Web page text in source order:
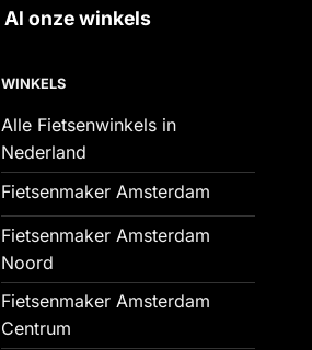
Al onze winkels
WINKELS
Alle Fietsenwinkels in
Nederland
Fietsenmaker Amsterdam
Fietsenmaker Amsterdam
Noord
Fietsenmaker Amsterdam
Centrum